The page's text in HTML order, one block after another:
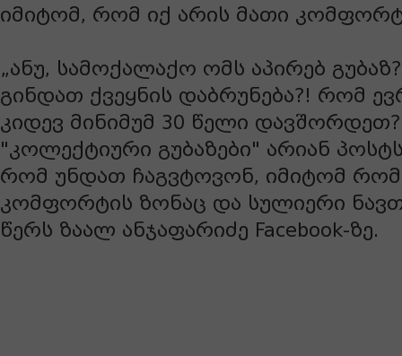
იმიტომ, რომ იქ არის მათი
„ანუ, სამოქალაქო ომს აპირებ
გინდათ ქვეყნის დაბრუნება?! რომ
კიდევ მინიმუმ 30 წელი დავშორდეთ?
"კოლექტიური გუბაზები" არიან
რომ უნდათ ჩაგვტოვონ, იმიტომ რომ
კომფორტის ზონაც და სულიერი
წერს ზაალ ანჯაფარიძე Facebook-ზე.